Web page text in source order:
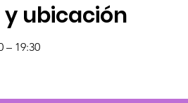
y ubicación
– 19:30